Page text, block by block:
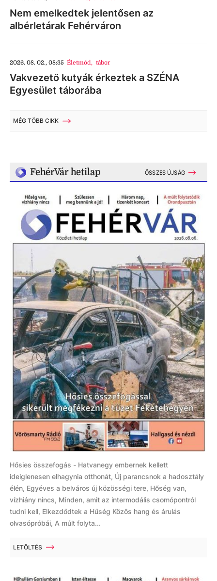
Nem emelkedtek jelentősen az
albérletárak Fehérváron
2026. 08. 02., 08:35 Életmód, tábor
Vakvezető kutyák érkeztek a SZÉNA
Egyesület táborába
MÉG TÖBB CIKK
FehérVár hetilap ÖSSZES ÚJSÁG
Hősies összefogás - Hatvanegy embernek kellett
ideiglenesen elhagynia otthonát, Új parancsnok a hadosztály
élén, Egyéves a belváros új közösségi tere, Hőség van,
vízhiány nincs, Minden, amit az intermodális csomópontról
tudni kell, Elkezdődtek a Hűség Közös hang és árulás
olvasópróbái, A múlt folyta...
LETÖLTÉS